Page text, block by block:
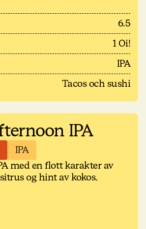
6.5
1 Oi!
IPA
Tacos och sushi
IPA
IPA
med en flott karakter av
og hint av kokos.